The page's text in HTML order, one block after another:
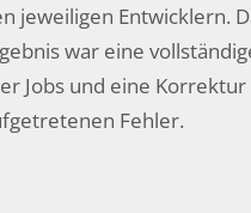
jeweiligen Entwicklern.
war eine
Jobs und eine
Fehler.